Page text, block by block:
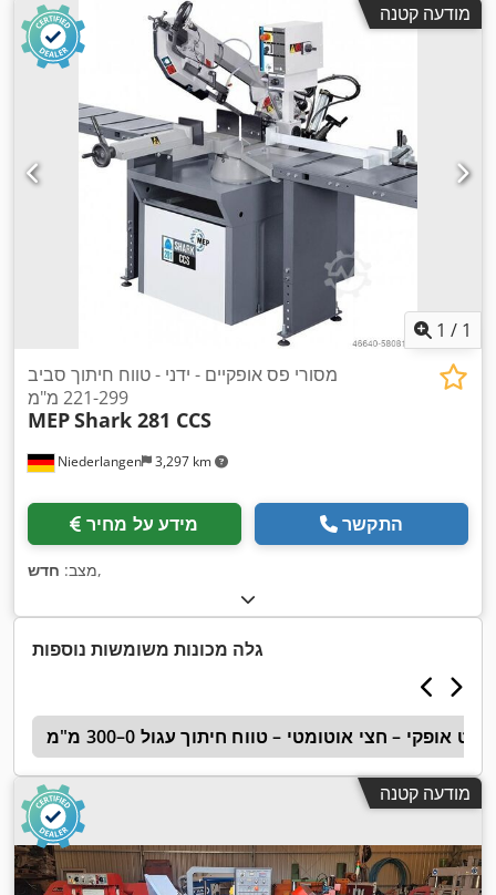
מודעה קטנה
1 / 1
Niederlangen 3,297 km
מסורי פס אופקיים - ידני - טווח חיתוך סביב
221-299 מ"מ
MEPShark 281 CCS
מידע על מחיר התקשר
מצב: חדש ,
גלה מכונות משומשות נוספות
אופקי – חצי אוטומטי – טווח חיתוך עגול 0–300 מ"מ
מודעה קטנה